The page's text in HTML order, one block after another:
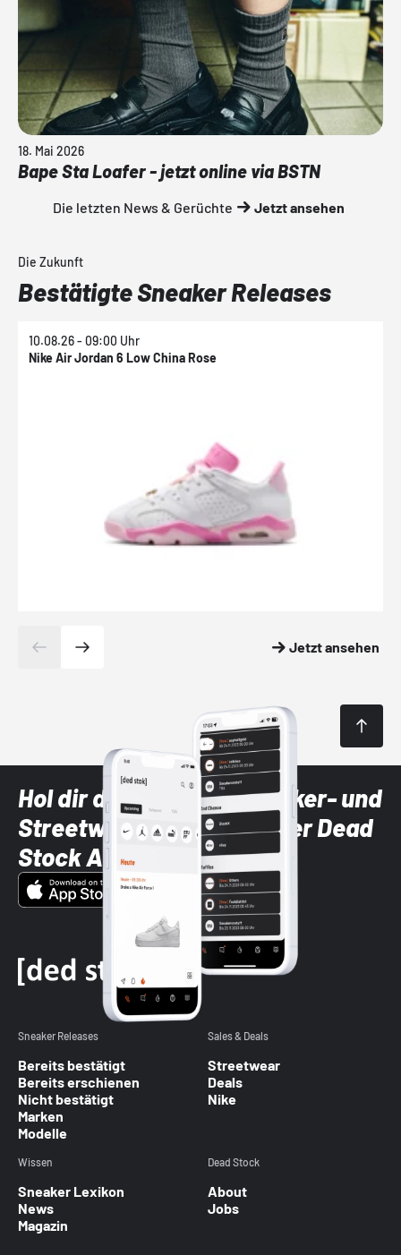
18. Mai 2026
Bape Sta Loafer - jetzt online via BSTN
Die letzten News & Gerüchte Jetzt ansehen
Die Zukunft
Bestätigte Sneaker Releases
10.08.26 - 09:00 Uhr
Nike Air Jordan 6 Low China Rose
Jetzt ansehen
Hol dir die neuesten Sneaker- und
Streetwear-Brands mit der Dead
Stock App
Sneaker Releases
Bereits bestätigt
Bereits erschienen
Nicht bestätigt
Marken
Modelle
Sales & Deals
Streetwear
Deals
Nike
Wissen
Sneaker Lexikon
News
Magazin
Dead Stock
About
Jobs